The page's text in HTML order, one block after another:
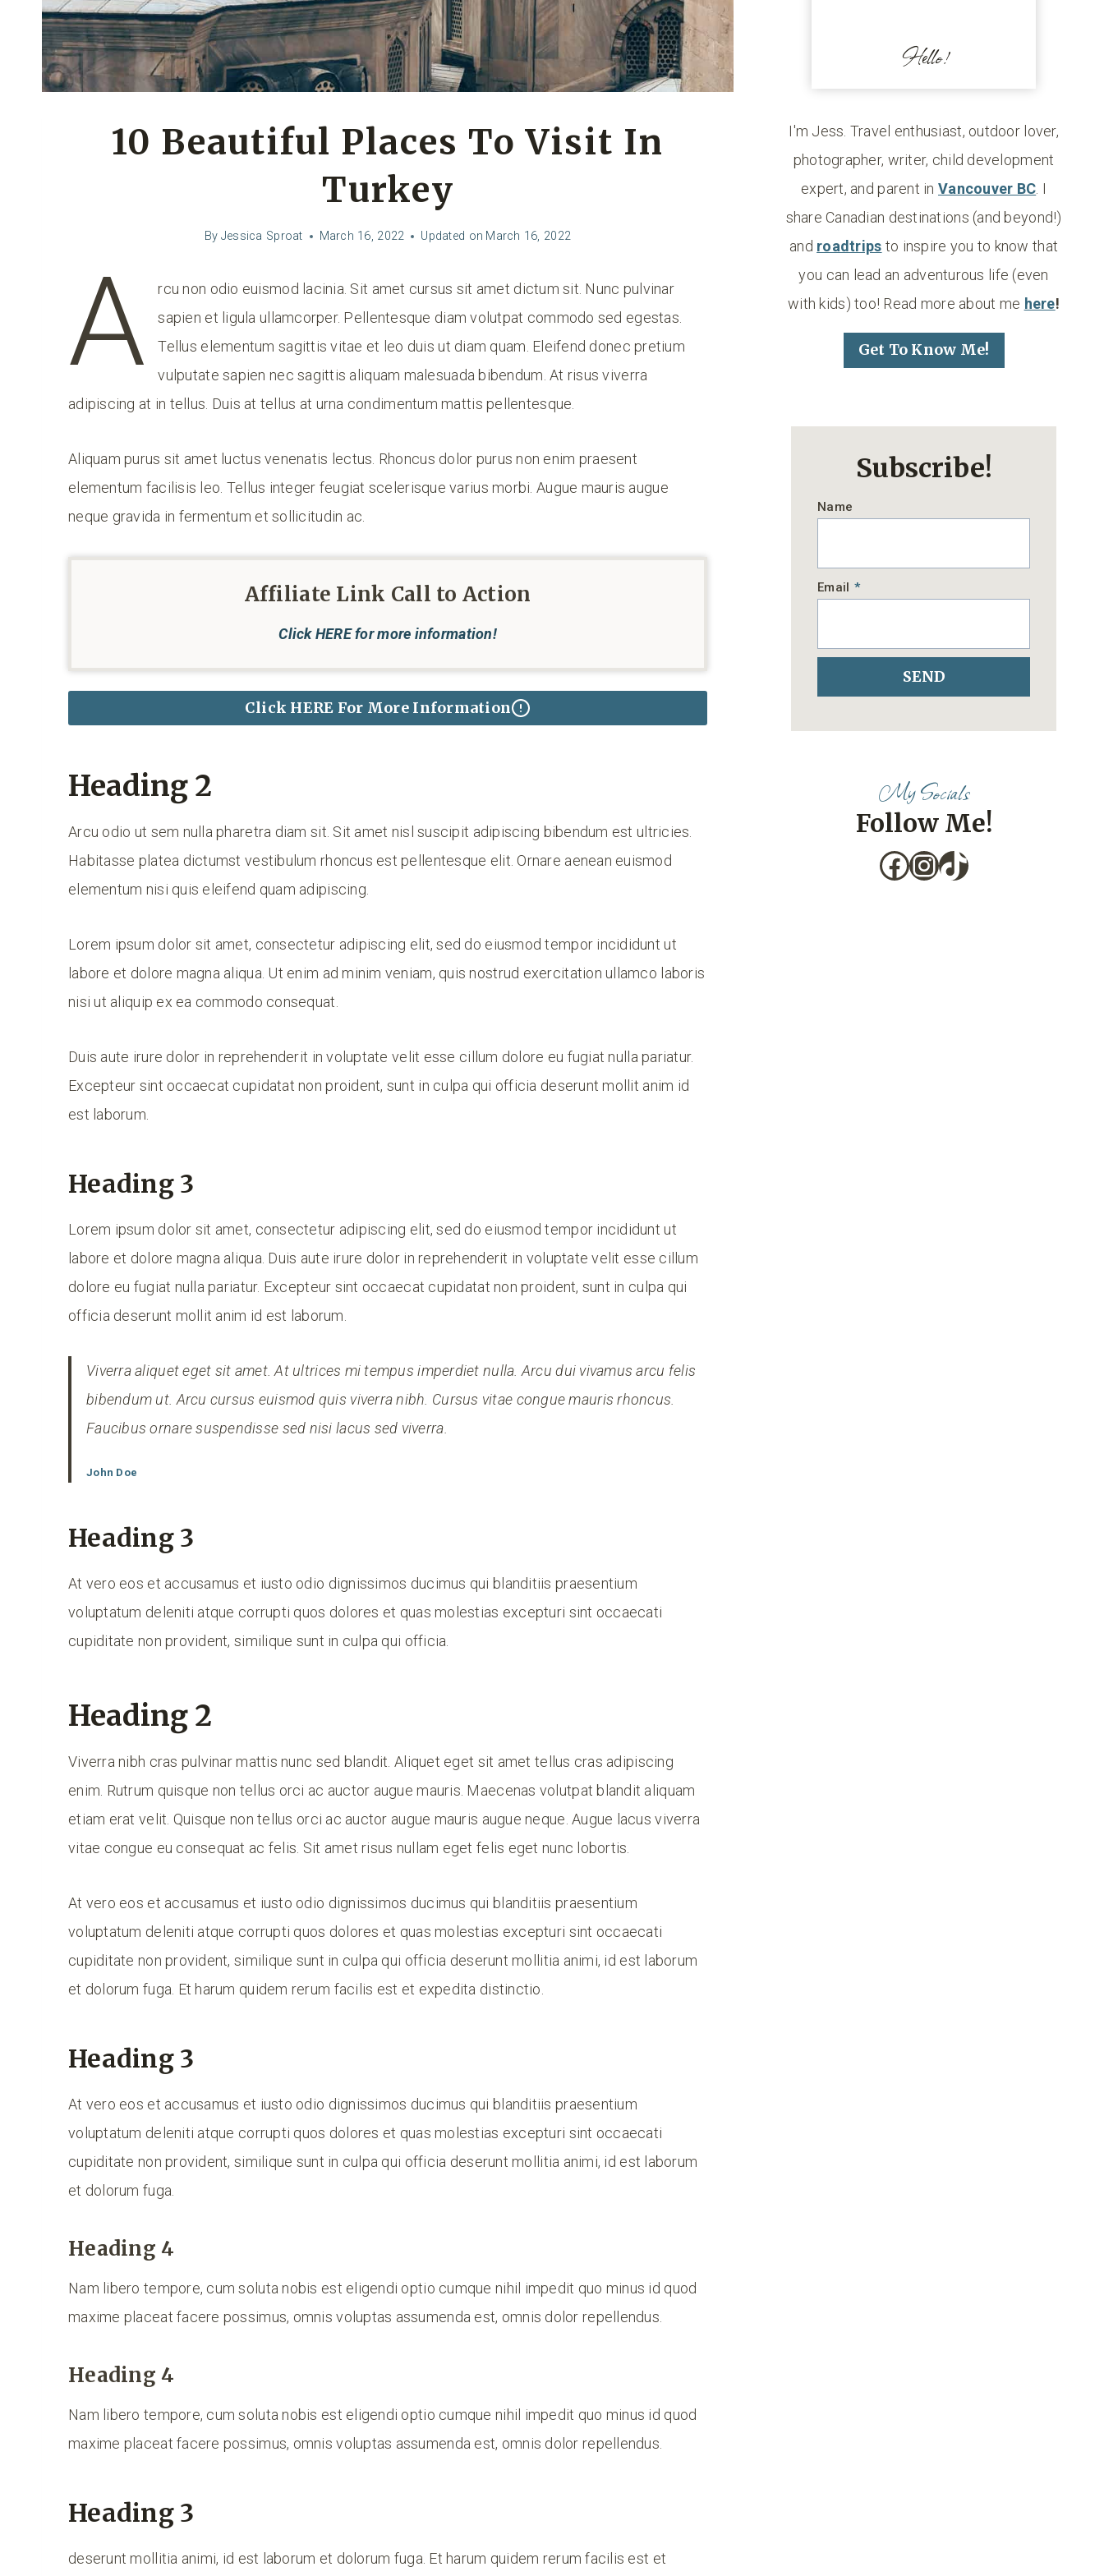
10 Beautiful Places To Visit In
Turkey
By Jessica Sproat March 16, 2022 Updated on March 16, 2022
A
rcu non odio euismod lacinia. Sit amet cursus sit amet dictum sit. Nunc pulvinar
sapien et ligula ullamcorper. Pellentesque diam volutpat commodo sed egestas.
Tellus elementum sagittis vitae et leo duis ut diam quam. Eleifend donec pretium
vulputate sapien nec sagittis aliquam malesuada bibendum. At risus viverra
adipiscing at in tellus. Duis at tellus at urna condimentum mattis pellentesque.
Aliquam purus sit amet luctus venenatis lectus. Rhoncus dolor purus non enim praesent
elementum facilisis leo. Tellus integer feugiat scelerisque varius morbi. Augue mauris augue
neque gravida in fermentum et sollicitudin ac.
Affiliate Link Call to Action
Click HERE for more information!
Click HERE For More Information
Heading 2
Arcu odio ut sem nulla pharetra diam sit. Sit amet nisl suscipit adipiscing bibendum est ultricies.
Habitasse platea dictumst vestibulum rhoncus est pellentesque elit. Ornare aenean euismod
elementum nisi quis eleifend quam adipiscing.
Lorem ipsum dolor sit amet, consectetur adipiscing elit, sed do eiusmod tempor incididunt ut
labore et dolore magna aliqua. Ut enim ad minim veniam, quis nostrud exercitation ullamco laboris
nisi ut aliquip ex ea commodo consequat.
Duis aute irure dolor in reprehenderit in voluptate velit esse cillum dolore eu fugiat nulla pariatur.
Excepteur sint occaecat cupidatat non proident, sunt in culpa qui officia deserunt mollit anim id
est laborum.
Heading 3
Lorem ipsum dolor sit amet, consectetur adipiscing elit, sed do eiusmod tempor incididunt ut
labore et dolore magna aliqua. Duis aute irure dolor in reprehenderit in voluptate velit esse cillum
dolore eu fugiat nulla pariatur. Excepteur sint occaecat cupidatat non proident, sunt in culpa qui
officia deserunt mollit anim id est laborum.
Viverra aliquet eget sit amet. At ultrices mi tempus imperdiet nulla. Arcu dui vivamus arcu felis
bibendum ut. Arcu cursus euismod quis viverra nibh. Cursus vitae congue mauris rhoncus.
Faucibus ornare suspendisse sed nisi lacus sed viverra.
John Doe
Heading 3
At vero eos et accusamus et iusto odio dignissimos ducimus qui blanditiis praesentium
voluptatum deleniti atque corrupti quos dolores et quas molestias excepturi sint occaecati
cupiditate non provident, similique sunt in culpa qui officia.
Heading 2
Viverra nibh cras pulvinar mattis nunc sed blandit. Aliquet eget sit amet tellus cras adipiscing
enim. Rutrum quisque non tellus orci ac auctor augue mauris. Maecenas volutpat blandit aliquam
etiam erat velit. Quisque non tellus orci ac auctor augue mauris augue neque. Augue lacus viverra
vitae congue eu consequat ac felis. Sit amet risus nullam eget felis eget nunc lobortis.
At vero eos et accusamus et iusto odio dignissimos ducimus qui blanditiis praesentium
voluptatum deleniti atque corrupti quos dolores et quas molestias excepturi sint occaecati
cupiditate non provident, similique sunt in culpa qui officia deserunt mollitia animi, id est laborum
et dolorum fuga. Et harum quidem rerum facilis est et expedita distinctio.
Heading 3
At vero eos et accusamus et iusto odio dignissimos ducimus qui blanditiis praesentium
voluptatum deleniti atque corrupti quos dolores et quas molestias excepturi sint occaecati
cupiditate non provident, similique sunt in culpa qui officia deserunt mollitia animi, id est laborum
et dolorum fuga.
Heading 4
Nam libero tempore, cum soluta nobis est eligendi optio cumque nihil impedit quo minus id quod
maxime placeat facere possimus, omnis voluptas assumenda est, omnis dolor repellendus.
Heading 4
Nam libero tempore, cum soluta nobis est eligendi optio cumque nihil impedit quo minus id quod
maxime placeat facere possimus, omnis voluptas assumenda est, omnis dolor repellendus.
Heading 3
deserunt mollitia animi, id est laborum et dolorum fuga. Et harum quidem rerum facilis est et
Hello!
I'm Jess. Travel enthusiast, outdoor lover,
photographer, writer, child development
expert, and parent in Vancouver BC. I
share Canadian destinations (and beyond!)
and roadtrips to inspire you to know that
you can lead an adventurous life (even
with kids) too! Read more about me here!
Get To Know Me!
Subscribe!
Name
Email *
SEND
My Socials
Follow Me!
Facebook
Instagram
TikTok